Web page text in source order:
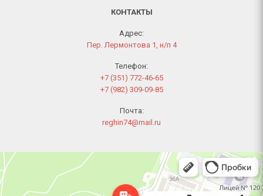
КОНТАКТЫ
Адрес:
Пер. Лермонтова 1, н/п 4
Телефон:
+7 (351) 772-46-65
+7 (982) 309-09-85
Почта:
reghin74@mail.ru
Челябинск
Переулок Лермонтова, 1 — Яндекс Карты